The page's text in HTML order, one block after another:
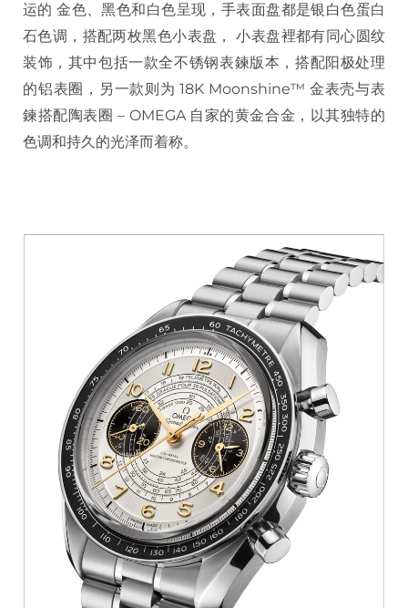
运的 金色、黑色和白色呈现，手表面盘都是银白色蛋白
石色调，搭配两枚黑色小表盘， 小表盘裡都有同心圆纹
装饰，其中包括一款全不锈钢表鍊版本，搭配阳极处理
的铝表圈，另一款则为 18K Moonshine™ 金表壳与表
鍊搭配陶表圈 – OMEGA 自家的黄金合金，以其独特的
色调和持久的光泽而着称。